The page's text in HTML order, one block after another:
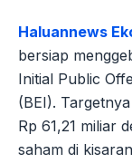
Haluannews
bersiap
Initial Public
(BEI).
Rp 61,21 miliar
saham di